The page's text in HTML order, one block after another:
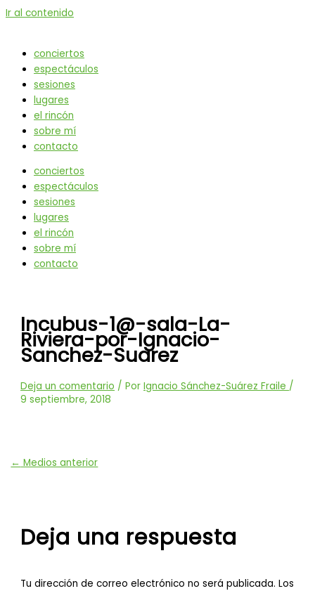
Ir al contenido
conciertos
espectáculos
sesiones
lugares
el rincón
sobre mí
contacto
conciertos
espectáculos
sesiones
lugares
el rincón
sobre mí
contacto
Incubus-1@-sala-La-
Riviera-por-Ignacio-
Sanchez-Suarez
Deja un comentario / PorIgnacio Sánchez-Suárez Fraile /
9 septiembre, 2018
← Medios anterior
Deja una respuesta
Tu dirección de correo electrónico no será publicada. Los